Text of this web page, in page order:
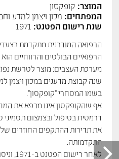
המוצר: קופקסון
המפתחים: מכון ויצמן למדע
שנת רישום הפטנט: 1971
הרפואה המודרנית מתקדמת
הרפואיים הבולטים והרווחיים
מערכת העצבים: מוצר לטרשת
בשמו המסחרי "קופקסון".
אף שהקופקסון אינו מרפא את
דרמטית בטיפול ובצמצום
את תדירות ההתקפים החוזרים
התקדמותה.
לאחר